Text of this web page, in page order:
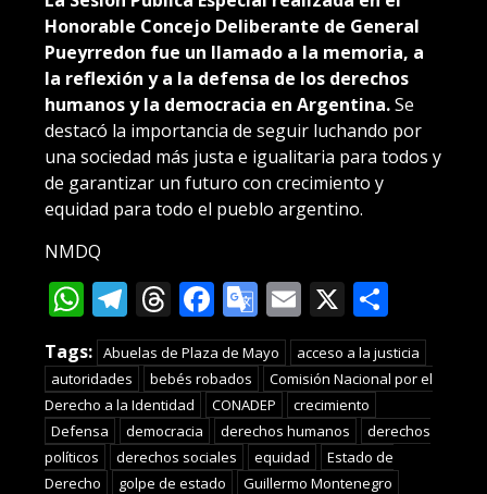
Honorable Concejo Deliberante de General
Pueyrredon fue un llamado a la memoria, a
la reflexión y a la defensa de los derechos
humanos y la democracia en Argentina.Se
destacó la importancia de seguir luchando por
una sociedad más justa e igualitaria para todos y
de garantizar un futuro con crecimiento y
equidad para todo el pueblo argentino.
NMDQ
WhatsApp
Telegram
Threads
Facebook
Google
Translate
Email
X
Tags: Abuelas de Plaza de Mayo
acceso a la justicia
autoridades
bebés robados
Comisión Nacional por el
Derecho a la Identidad
CONADEP
crecimiento
Defensa
democracia derechos humanos
derechos
políticos
derechos sociales equidad
Estado de
Derecho
golpe de estado
Guillermo Montenegro